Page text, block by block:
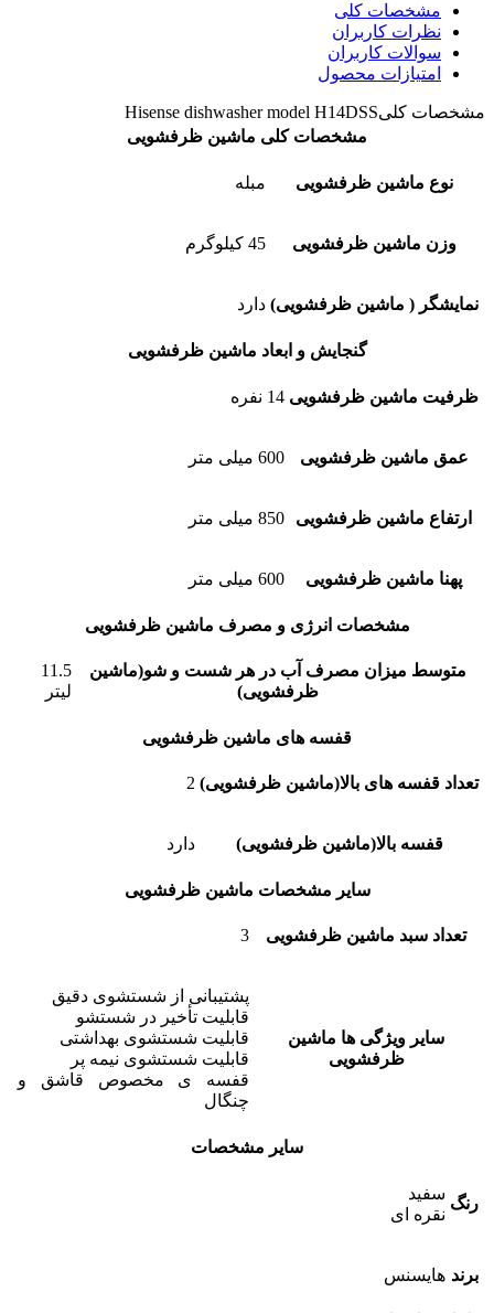
مشخصات کلی
نظرات کاربران
سوالات کاربران
امتیازات محصول
مشخصات کلیHisense dishwasher model H14DSS
مشخصات کلی ماشین ظرفشویی
نوع ماشین ظرفشویی مبله
وزن ماشین ظرفشویی 45 کیلوگرم
نمایشگر ( ماشین ظرفشویی) دارد
گنجایش و ابعاد ماشین ظرفشویی
ظرفیت ماشین ظرفشویی 14 نفره
عمق ماشین ظرفشویی 600 میلی متر
ارتفاع ماشین ظرفشویی 850 میلی متر
پهنا ماشین ظرفشویی 600 میلی متر
مشخصات انرژی و مصرف ماشین ظرفشویی
متوسط میزان مصرف آب در هر شست و شو(ماشین
ظرفشویی)
11.5
لیتر
قفسه های ماشین ظرفشویی
تعداد قفسه های بالا(ماشین ظرفشویی) 2
قفسه بالا(ماشین ظرفشویی) دارد
سایر مشخصات ماشین ظرفشویی
تعداد سبد ماشین ظرفشویی 3
سایر ویژگی ها ماشین
ظرفشویی
پشتیبانی از شستشوی دقیق
قابلیت تأخیر در شستشو
قابلیت شستشوی بهداشتی
قابلیت شستشوی نیمه پر
قفسه ی مخصوص قاشق و
چنگال
سایر مشخصات
رنگ
سفید
نقره ای
برند هایسنس